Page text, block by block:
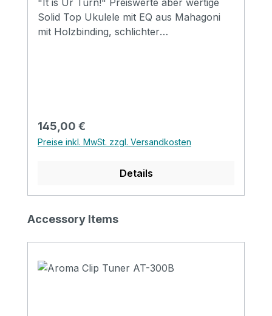
"It is Ur Turn!" Preiswerte aber wertige
Solid Top Ukulele mit EQ aus Mahagoni
mit Holzbinding, schlichter
Ox bone Strings: Clear Carbon Finish:
Matt EQ: LIREVO UK 3T
Regulärer Preis:
145,00 €
Preise inkl. MwSt. zzgl. Versandkosten
Details
Produktgalerie überspringen
Accessory Items